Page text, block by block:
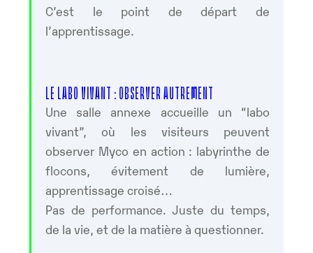
C’est le point de départ de
l’apprentissage.
LE LABO VIVANT : OBSERVER AUTREMENT
Une salle annexe accueille un “labo
vivant”, où les visiteurs peuvent
observer Myco en action : labyrinthe de
flocons, évitement de lumière,
apprentissage croisé…
Pas de performance. Juste du temps,
de la vie, et de la matière à questionner.